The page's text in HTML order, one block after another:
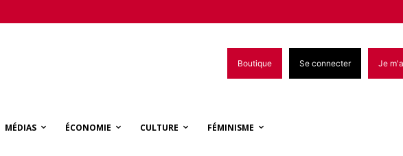
Boutique Se connecter Je
MÉDIAS ÉCONOMIE CULTURE FÉMINISME